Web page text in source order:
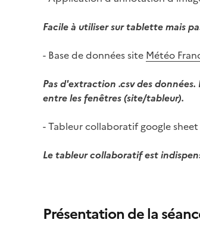
Facile à utiliser sur tablette mais
- Base de données site Météo
Pas d'extraction .csv des
entre les fenêtres (site/tableur).
- Tableur collaboratif google sheet
Le tableur collaboratif est
Présentation de la